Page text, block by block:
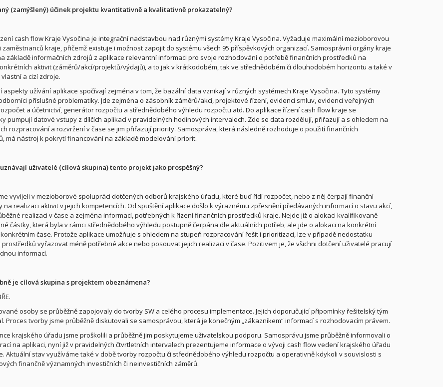
(zamýšlený) účinek projektu kvantitativně a kvalitativně prokazatelný?
cash flow Kraje Vysočina je integrační nadstavbou nad různými systémy Kraje Vysočina. Vyžaduje maximální mezioborovou
zaměstnanců kraje, přičemž existuje i možnost zapojit do systému všech 95 příspěvkových organizací. Samosprávní orgány kraje
základě informačních zdrojů z aplikace relevantní informaci pro svoje rozhodování o potřebě finančních prostředků na
aktivit (záměrů/akcí/projektů/výdajů), a to jak v krátkodobém, tak ve střednědobém či dlouhodobém horizontu a také v
a cizí zdroje.
aspekty užívání aplikace spočívají zejména v tom, že bazální data vznikají v různých systémech Kraje Vysočina. Tyto systémy
příslušné problematiky. Jde zejména o zásobník záměrů/akcí, projektové řízení, evidenci smluv, evidenci veřejných
a účetnictví, generátor rozpočtu a střednědobého výhledu rozpočtu atd. Do aplikace řízení cash flow kraje se
pumpují datové vstupy z dílčích aplikací v pravidelných hodinových intervalech. Zde se data rozdělují, přiřazují a s ohledem na
rozpracování a rozvržení v čase se jim přiřazují priority. Samospráva, která následně rozhoduje o použití finančních
má nástroj k pokrytí financování na základě modelování priorit.
uživatelé (cílová skupina) tento projekt jako prospěšný?
vyvíjeli v mezioborové spolupráci dotčených odborů krajského úřadu, které buď řídí rozpočet, nebo z něj čerpají finanční
na realizaci aktivit v jejich kompetencích. Od spuštění aplikace došlo k výraznému zpřesnění předávaných informací o stavu akcí,
realizaci v čase a zejména informací, potřebných k řízení finančních prostředků kraje. Nejde již o alokaci kvalifikovaně
částky, která byla v rámci střednědobého výhledu postupně čerpána dle aktuálních potřeb, ale jde o alokaci na konkrétní
čase. Protože aplikace umožňuje s ohledem na stupeň rozpracování řešit i prioritizaci, lze v případě nedostatku
vyřazovat méně potřebné akce nebo posouvat jejich realizaci v čase. Pozitivem je, že všichni dotčení uživatelé pracují
informací.
je cílová skupina s projektem obeznámena?
osoby se průběžně zapojovaly do tvorby SW a celého procesu implementace. Jejich doporučující připomínky řešitelský tým
Proces tvorby jsme průběžně diskutovali se samosprávou, která je konečným „zákazníkem“ informací s rozhodovacím právem.
krajského úřadu jsme proškolili a průběžně jim poskytujeme uživatelskou podporu. Samosprávu jsme průběžně informovali o
na aplikaci, nyní již v pravidelných čtvrtletních intervalech prezentujeme informace o vývoji cash flow vedení krajského úřadu
Aktuální stav využíváme také v době tvorby rozpočtu či střednědobého výhledu rozpočtu a operativně kdykoli v souvislosti s
finančně významných investičních či neinvestičních záměrů.